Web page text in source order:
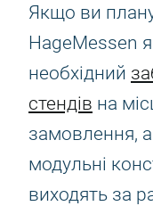
Якщо ви
HageMessen
необхідний
стендів на
замовлення,
модульні
виходять за